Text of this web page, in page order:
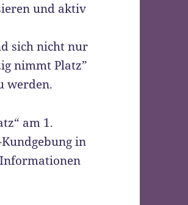
und aktiv
sich nicht nur
nimmt Platz”
werden.
am 1.
in
Informationen